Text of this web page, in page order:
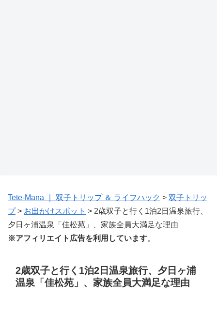
Tete-Mana ｜ 双子トリップ ＆ ライフハック > 双子トリッ
プ> お出かけスポット > 2歳双子と行く1泊2日温泉旅行、
夕日ヶ浦温泉「佳松苑」、家族全員大満足な理由
※アフィリエイト広告を利用しています。
2歳双子と行く1泊2日温泉旅行、夕日ヶ浦
温泉「佳松苑」、家族全員大満足な理由